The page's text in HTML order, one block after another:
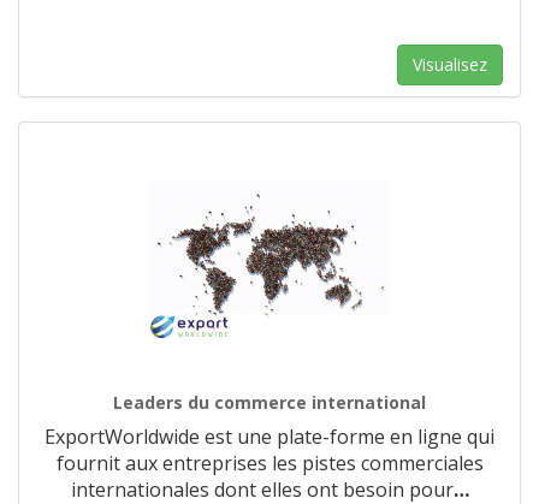
Visualisez
Leaders du commerce international
ExportWorldwide est une plate-forme en ligne qui
fournit aux entreprises les pistes commerciales
internationales dont elles ont besoin pour…